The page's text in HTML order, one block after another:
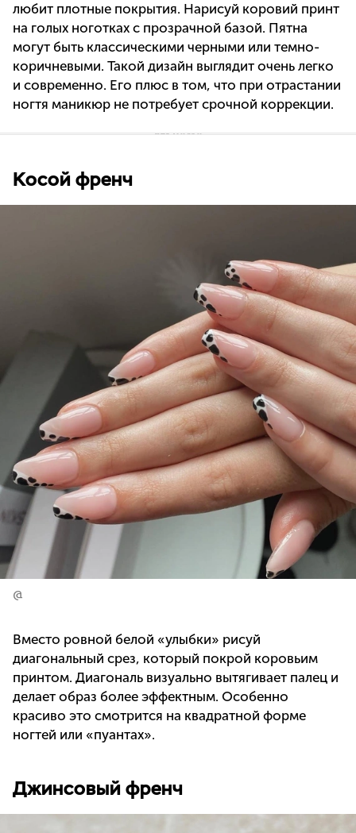
любит плотные покрытия. Нарисуй коровий принт
на голых ноготках с прозрачной базой. Пятна
могут быть классическими черными или темно-
коричневыми. Такой дизайн выглядит очень легко
и современно. Его плюс в том, что при отрастании
ногтя маникюр не потребует срочной коррекции.
Косой френч
@
Вместо ровной белой «улыбки» рисуй
диагональный срез, который покрой коровьим
принтом. Диагональ визуально вытягивает палец и
делает образ более эффектным. Особенно
красиво это смотрится на квадратной форме
ногтей или «пуантах».
Джинсовый френч